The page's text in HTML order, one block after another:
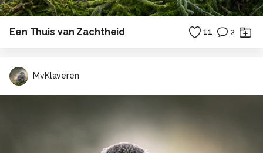
Een Thuis van Zachtheid 11 2
MvKlaveren